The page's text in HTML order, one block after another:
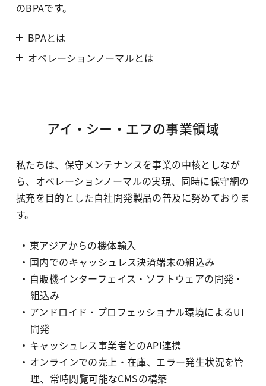
のBPAです。
BPAとは
オペレーションノーマルとは
アイ・シー・エフの事業領域
私たちは、保守メンテナンスを事業の中核としなが
ら、オペレーションノーマルの実現、同時に保守網の
拡充を目的とした自社開発製品の普及に努めておりま
す。
東アジアからの機体輸入
国内でのキャッシュレス決済端末の組込み
自販機インターフェイス・ソフトウェアの開発・
組込み
アンドロイド・プロフェッショナル環境によるUI
開発
キャッシュレス事業者とのAPI連携
オンラインでの売上・在庫、エラー発生状況を管
理、常時閲覧可能なCMSの構築